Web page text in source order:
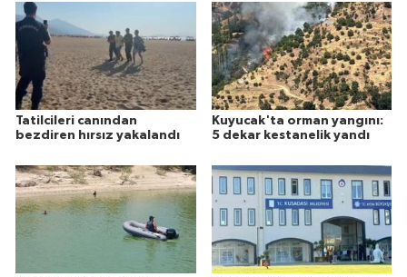
Tatilcileri canından
bezdiren hırsız yakalandı
Kuyucak'ta orman yangını:
5 dekar kestanelik yandı